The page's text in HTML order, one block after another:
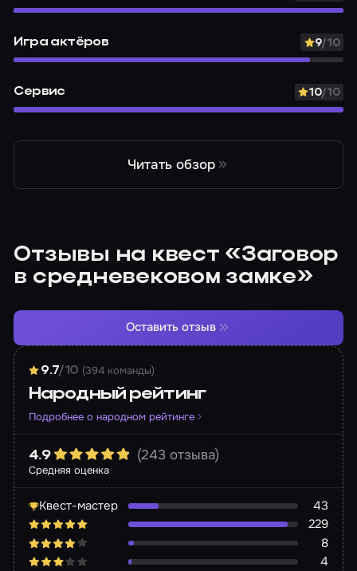
Игра актёров 9/10
Сервис 10/10
Читать обзор
Отзывы на квест «Заговор
в средневековом замке»
9.7/10 (394 команды)
Народный рейтинг
Подробнее о народном рейтинге
Средняя оценка
4.9 (243 отзыва)
Квест-мастер
43
229
8
4
Оставить отзыв